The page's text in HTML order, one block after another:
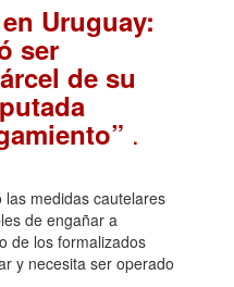
Uruguay:
ser
de su
.
medidas cautelares
de engañar a
de los formalizados
y necesita ser operado